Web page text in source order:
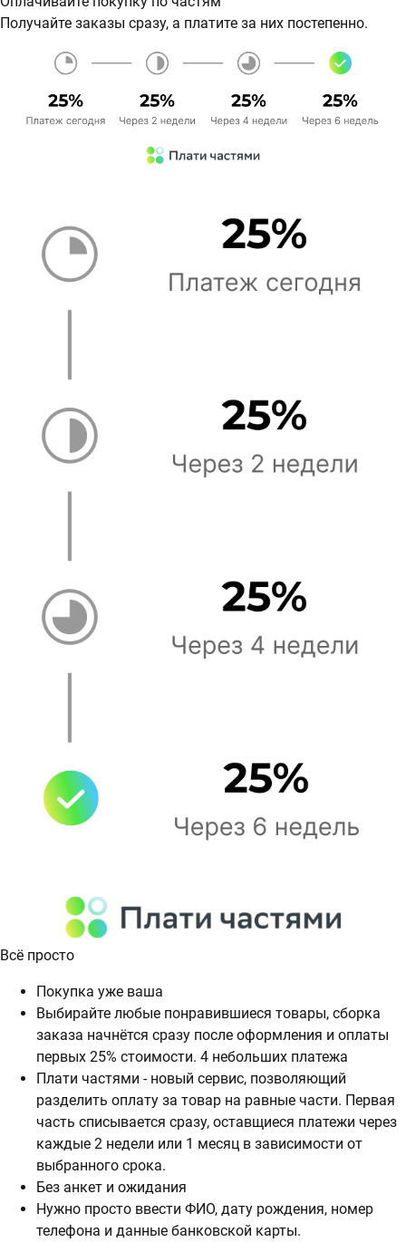
Получайте заказы сразу, а платите за них постепенно.
Всё просто
Покупка уже ваша
Выбирайте любые понравившиеся товары, сборка
заказа начнётся сразу после оформления и оплаты
первых 25% стоимости. 4 небольших платежа
Плати частями - новый сервис, позволяющий
разделить оплату за товар на равные части. Первая
часть списывается сразу, оставщиеся платежи через
каждые 2 недели или 1 месяц в зависимости от
выбранного срока.
Без анкет и ожидания
Нужно просто ввести ФИО, дату рождения, номер
телефона и данные банковской карты.